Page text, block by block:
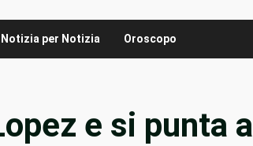
Notizia per Notizia Oroscopo
e si punta a